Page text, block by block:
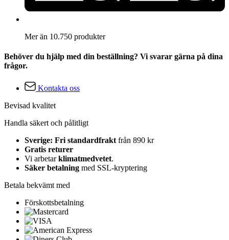
Mer än 10.750 produkter
Behöver du hjälp med din beställning? Vi svarar gärna på dina
frågor.
Kontakta oss
Bevisad kvalitet
Handla säkert och pålitligt
Sverige: Fri standardfrakt från 890 kr
Gratis returer
Vi arbetarklimatmedvetet.
Säker betalning med SSL-kryptering
Betala bekvämt med
Förskottsbetalning